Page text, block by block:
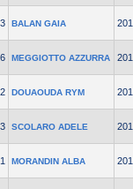
3 BALAN GAIA
6 MEGGIOTTO AZZURRA
2 DOUAOUDA RYM
3 SCOLARO ADELE
1 MORANDIN ALBA